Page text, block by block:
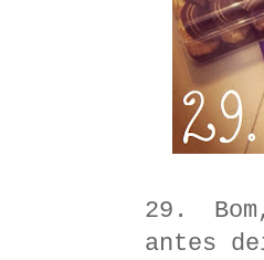
29.
antes